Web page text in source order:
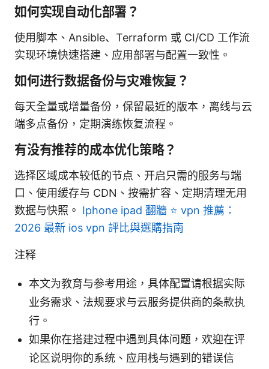
如何实现自动化部署？
使用脚本、Ansible、Terraform 或 CI/CD 工作流
实现环境快速搭建、应用部署与配置一致性。
如何进行数据备份与灾难恢复？
每天全量或增量备份，保留最近的版本，离线与云
端多点备份，定期演练恢复流程。
有没有推荐的成本优化策略？
选择区域成本较低的节点、开启只需的服务与端
口、使用缓存与 CDN、按需扩容、定期清理无用
数据与快照。 Iphone ipad 翻牆 ⭐ vpn 推薦：
2026 最新 ios vpn 評比與選購指南
注释
本文为教育与参考用途，具体配置请根据实际
业务需求、法规要求与云服务提供商的条款执
行。
如果你在搭建过程中遇到具体问题，欢迎在评
论区说明你的系统、应用栈与遇到的错误信